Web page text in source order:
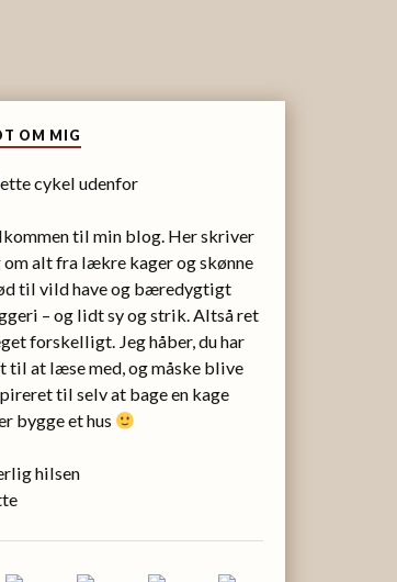
OM MIG
til min blog. Her skriver
om alt fra lækre kager og skønne
til vild have og bæredygtigt
– og lidt sy og strik. Altså ret
forskelligt. Jeg håber, du har
til at læse med, og måske blive
til selv at bage en kage
bygge et hus
hilsen